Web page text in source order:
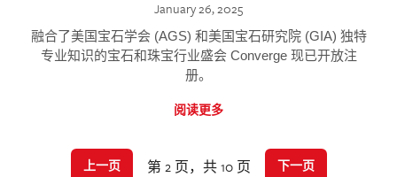
January 26, 2025
融合了美国宝石学会 (AGS) 和美国宝石研究院 (GIA) 独特
专业知识的宝石和珠宝行业盛会 Converge 现已开放注
册。
阅读更多
上一页 第 2 页，共 10 页 下一页